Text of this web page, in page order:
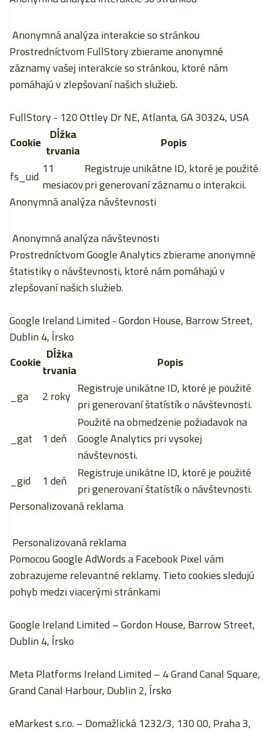
Anonymná analýza interakcie so stránkou
Prostredníctvom FullStory zbierame anonymné
záznamy vašej interakcie so stránkou, ktoré nám
pomáhajú v zlepšovaní našich služieb.
FullStory- 120 Ottley Dr NE, Atlanta, GA 30324, USA
Cookie Dĺžka
trvania
Popis
fs_uid 11
mesiacov
Registruje unikátne ID, ktoré je použité
pri generovaní záznamu o interakcii.
Anonymná analýza návštevnosti
Anonymná analýza návštevnosti
Prostredníctvom Google Analytics zbierame anonymné
štatistiky o návštevnosti, ktoré nám pomáhajú v
zlepšovaní našich služieb.
Google Ireland Limited- Gordon House, Barrow Street,
Dublin 4, Írsko
Cookie Dĺžka
trvania
Popis
_ga
2 roky Registruje unikátne ID, ktoré je použité
pri generovaní štatístík o návštevnosti.
_gat
1 deň
Použité na obmedzenie požiadavok na
Google Analytics pri vysokej
návštevnosti.
_gid
1 deň
Registruje unikátne ID, ktoré je použité
pri generovaní štatístík o návštevnosti.
Personalizovaná reklama
Personalizovaná reklama
Pomocou Google AdWords a Facebook Pixel vám
zobrazujeme relevantné reklamy. Tieto cookies sledujú
pohyb medzi viacerými stránkami
Google Ireland Limited– Gordon House, Barrow Street,
Dublin 4, Írsko
Meta Platforms Ireland Limited– 4 Grand Canal Square,
Grand Canal Harbour, Dublin 2, Írsko
eMarkest s.r.o.– Domažlická 1232/3, 130 00, Praha 3,